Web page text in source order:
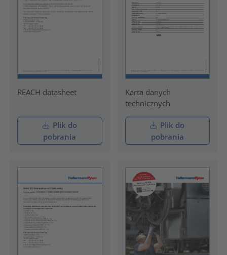
REACH datasheet
Plik do
pobrania
Karta danych
technicznych
Plik do
pobrania